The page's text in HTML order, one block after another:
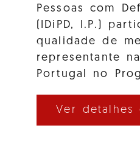
Pessoas com
(IDiPD, I.P.)
qualidade de
representante
Portugal no
Ver detalhes